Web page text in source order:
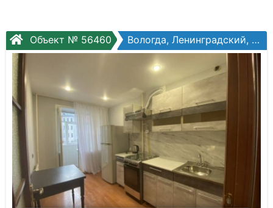
Объект № 56460 Вологда, Ленинградский, Ленинградская ул, №78